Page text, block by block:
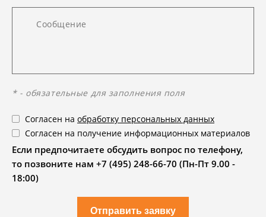
* - обязательные для заполнения поля
Согласен на обработку персональных данных
Согласен на получение информационных материалов
Если предпочитаете обсудить вопрос по телефону,
то позвоните нам +7 (495) 248-66-70 (Пн-Пт 9.00 -
18:00)
Отправить заявку